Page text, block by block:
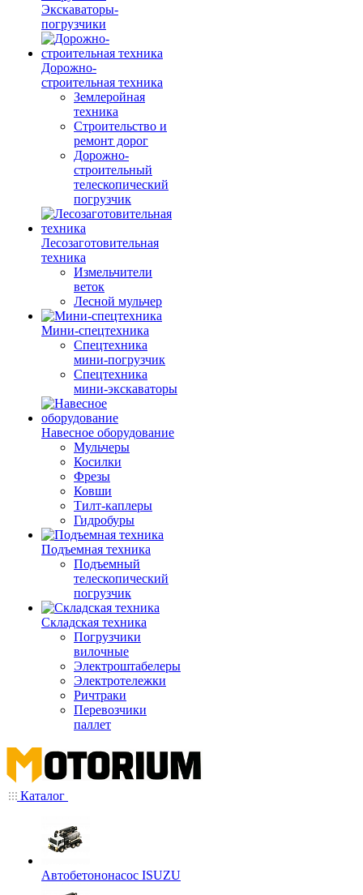
Экскаваторы-
погрузчики
Дорожно-
строительная техника
Землеройная
техника
Строительство и
ремонт дорог
Дорожно-
строительный
телескопический
погрузчик
Лесозаготовительная
техника
Измельчители
веток
Лесной мульчер
Мини-спецтехника
Спецтехника
мини-погрузчик
Спецтехника
мини-экскаваторы
Навесное оборудование
Мульчеры
Косилки
Фрезы
Ковши
Тилт-каплеры
Гидробуры
Подъемная техника
Подъемный
телескопический
погрузчик
Складская техника
Погрузчики
вилочные
Электроштабелеры
Электротележки
Ричтраки
Перевозчики
паллет
Каталог
Автобетононасос ISUZU